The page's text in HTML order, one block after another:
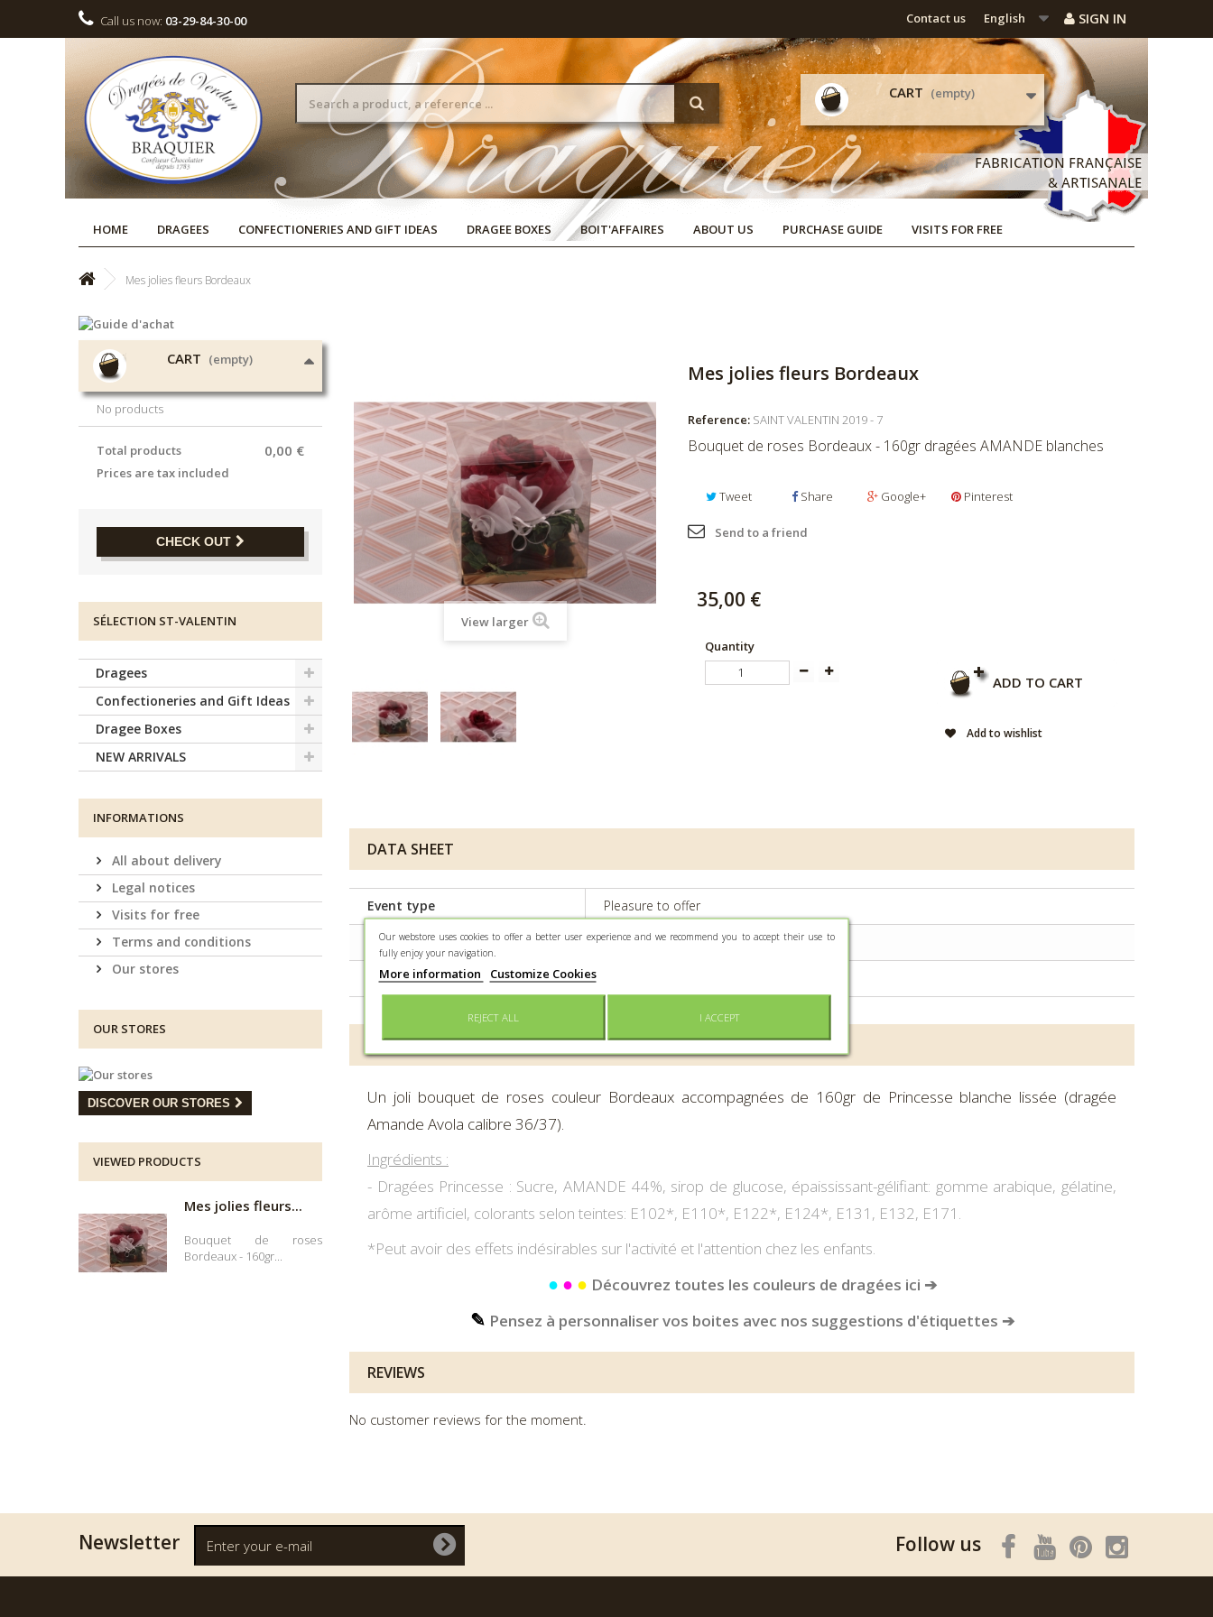
SIGN IN
English
Contact us
Call us now: 03-29-84-30-00
CART (empty)
HOME DRAGEES CONFECTIONERIES AND GIFT IDEAS DRAGEE BOXES BOIT'AFFAIRES ABOUT US PURCHASE GUIDE VISITS FOR FREE
Mes jolies fleurs Bordeaux
CART (empty)
No products
0,00 €
Total products
Prices are tax included
CHECK OUT
SÉLECTION ST-VALENTIN
Dragees
Confectioneries and Gift Ideas
Dragee Boxes
NEW ARRIVALS
INFORMATIONS
All about delivery
Legal notices
Visits for free
Terms and conditions
Our stores
OUR STORES
DISCOVER OUR STORES
VIEWED PRODUCTS
Mes jolies fleurs...
Bouquet de roses
Bordeaux - 160gr...
View larger
Mes jolies fleurs Bordeaux
Reference: SAINT VALENTIN 2019 - 7
Bouquet de roses Bordeaux - 160gr dragées AMANDE blanches
Tweet Share Google+ Pinterest
Send to a friend
35,00 €
Quantity
ADD TO CART
Add to wishlist
DATA SHEET
Event type Pleasure to offer
Capacity 160gr
Preservation
MORE INFO
Un joli bouquet de roses couleur Bordeaux accompagnées de 160gr de Princesse blanche lissée (dragée
Amande Avola calibre 36/37).
Ingrédients :
- Dragées Princesse : Sucre, AMANDE 44%, sirop de glucose, épaississant-gélifiant: gomme arabique, gélatine,
arôme artificiel, colorants selon teintes: E102*, E110*, E122*, E124*, E131, E132, E171.
*Peut avoir des effets indésirables sur l'activité et l'attention chez les enfants.
● ● ● Découvrez toutes les couleurs de dragées ici ➔
✎ Pensez à personnaliser vos boites avec nos suggestions d'étiquettes ➔
REVIEWS
No customer reviews for the moment.
Newsletter Follow us
Our webstore uses cookies to offer a better user experience and we recommend you to accept their use to
fully enjoy your navigation.
More information Customize Cookies
REJECT ALL I ACCEPT